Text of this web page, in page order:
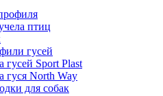
птиц
гусей
гусей Sport Plast
гуся North Way
для собак